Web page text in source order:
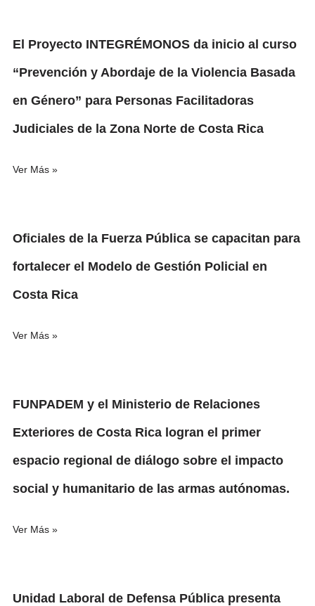
El Proyecto INTEGRÉMONOS da inicio al curso
“Prevención y Abordaje de la Violencia Basada
en Género” para Personas Facilitadoras
Judiciales de la Zona Norte de Costa Rica
Ver Más »
Oficiales de la Fuerza Pública se capacitan para
fortalecer el Modelo de Gestión Policial en
Costa Rica
Ver Más »
FUNPADEM y el Ministerio de Relaciones
Exteriores de Costa Rica logran el primer
espacio regional de diálogo sobre el impacto
social y humanitario de las armas autónomas.
Ver Más »
Unidad Laboral de Defensa Pública presenta